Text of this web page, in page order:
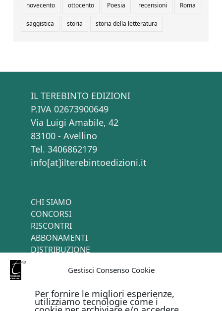
Gestisci Consenso Cookie
Per fornire le migliori esperienze,
utilizziamo tecnologie come i
novecento ottocento Poesia recensioni Roma
saggistica storia storia della letteratura
IL TEREBINTO EDIZIONI
P.IVA 02673900649
Via Luigi Amabile, 42
83100 - Avellino
Tel. 3406862179
info[at]ilterebintoedizioni.it
CHI SIAMO
CONCORSI
RISCONTRI
ABBONAMENTI
DISTRIBUZIONE